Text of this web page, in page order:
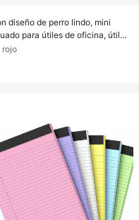
diseño de perro lindo, mini
para útiles de oficina, útiles
a clases y talla grande
rojo